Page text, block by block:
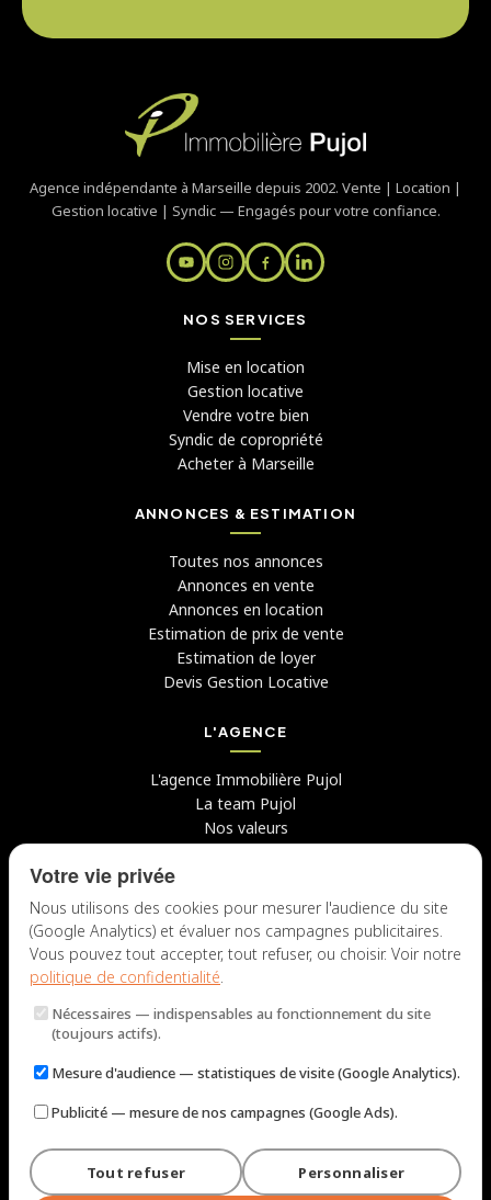
Agence indépendante à Marseille depuis 2002. Vente | Location |
Gestion locative | Syndic — Engagés pour votre confiance.
NOS SERVICES
Mise en location
Gestion locative
Vendre votre bien
Syndic de copropriété
Acheter à Marseille
ANNONCES & ESTIMATION
Toutes nos annonces
Annonces en vente
Annonces en location
Estimation de prix de vente
Estimation de loyer
Devis Gestion Locative
L'AGENCE
L'agence Immobilière Pujol
La team Pujol
Nos valeurs
Avis clients
Candidater chez nous
NOUS CONTACTER
Lun – Jeu : 9h – 12h / 14h – 18h
© 2026 Immobilière Pujol — Marseille. Tous droits réservés.
Votre vie privée
Nous utilisons des cookies pour mesurer l'audience du site
(Google Analytics) et évaluer nos campagnes publicitaires.
Vous pouvez tout accepter, tout refuser, ou choisir. Voir notre
politique de confidentialité.
Nécessaires — indispensables au fonctionnement du site
(toujours actifs).
Mesure d'audience — statistiques de visite (Google Analytics).
Publicité — mesure de nos campagnes (Google Ads).
Tout refuser Personnaliser